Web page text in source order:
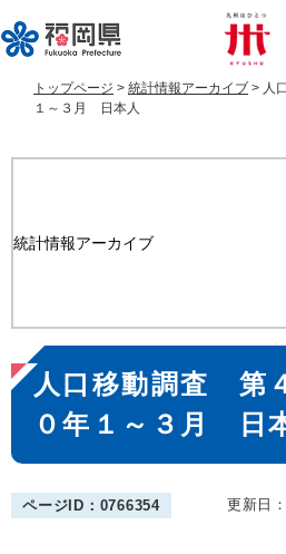
ー
ジ
ニ
ュ
文
トップページ > 統計情報アーカイブ > 人
１～３月 日本人
統計情報アーカイブ
本
文
人口移動調査 第
０年１～３月 日
ページID：0766354 更新日